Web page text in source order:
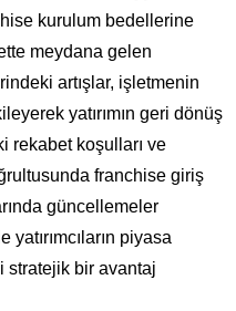
kurulum bedellerine
meydana gelen
artışlar, işletmenin
yatırımın geri dönüş
rekabet koşulları ve
franchise giriş
güncellemeler
yatırımcıların piyasa
stratejik bir avantaj